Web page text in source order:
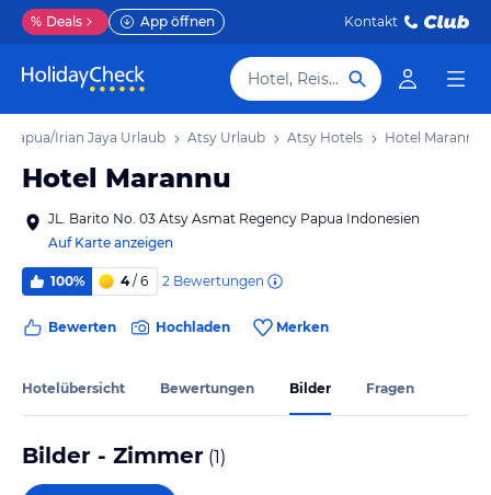
% Deals App öffnen Kontakt
Hotel, Reiseziel
Papua/Irian Jaya Urlaub Atsy Urlaub Atsy Hotels Hotel Marannu
Hotel Marannu
JL. Barito No. 03 Atsy Asmat Regency Papua Indonesien
Auf Karte anzeigen
100% 4/ 6 2 Bewertungen
Bewerten Hochladen Merken
Hotelübersicht Bewertungen Bilder Fragen
Bilder - Zimmer (1)